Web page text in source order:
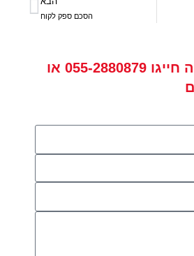
הסכם ספק לקוח
חייגו 055-2880879או